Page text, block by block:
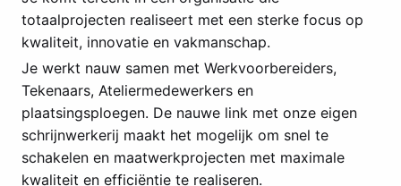
totaalprojecten realiseert met een sterke focus op
kwaliteit, innovatie en vakmanschap.
Je werkt nauw samen met Werkvoorbereiders,
Tekenaars, Ateliermedewerkers en
plaatsingsploegen. De nauwe link met onze eigen
schrijnwerkerij maakt het mogelijk om snel te
schakelen en maatwerkprojecten met maximale
kwaliteit en efficiëntie te realiseren.